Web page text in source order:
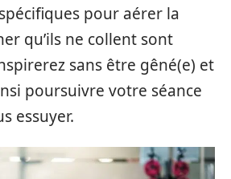
pour aérer la
qu’ils ne collent sont
sans être gêné(e) et
poursuivre votre séance
essuyer.